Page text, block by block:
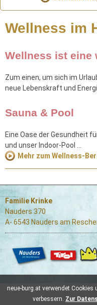
Wellness im
Wellness ist eine
Zum einen, um sich im
neue Lebenskraft und
Sauna & Pool
Eine Oase der Gesundheit
und unser Indoor-Pool ...
Mehr zum Wellness-
Familie Krinke
Nauders 370
A- 6543 Nauders am
neue-burg.at verwendet
verbessern. Zur